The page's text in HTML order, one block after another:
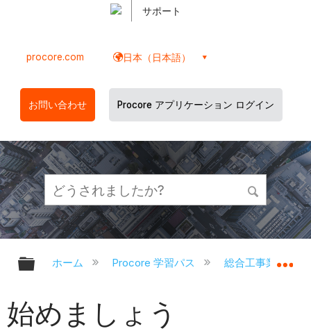
サポート
procore.com 日本（日本語）
お問い合わせ Procore アプリケーション ログイン
グローバル階層を展開/折りたたむ
ホーム Procore 学習パス 総合工事業者
始めましょう